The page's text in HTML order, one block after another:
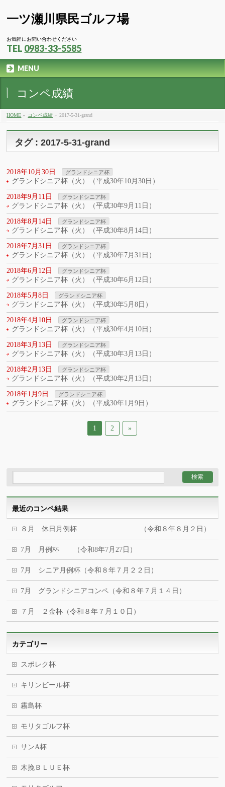
一ツ瀬川県民ゴルフ場
お気軽にお問い合わせください
TEL 0983-33-5585
MENU
コンペ成績
HOME » コンペ成績 » 2017-5-31-grand
タグ : 2017-5-31-grand
2018年10月30日 グランドシニア杯
グランドシニア杯（火）（平成30年10月30日）
2018年9月11日 グランドシニア杯
グランドシニア杯（火）（平成30年9月11日）
2018年8月14日 グランドシニア杯
グランドシニア杯（火）（平成30年8月14日）
2018年7月31日 グランドシニア杯
グランドシニア杯（火）（平成30年7月31日）
2018年6月12日 グランドシニア杯
グランドシニア杯（火）（平成30年6月12日）
2018年5月8日 グランドシニア杯
グランドシニア杯（火）（平成30年5月8日）
2018年4月10日 グランドシニア杯
グランドシニア杯（火）（平成30年4月10日）
2018年3月13日 グランドシニア杯
グランドシニア杯（火）（平成30年3月13日）
2018年2月13日 グランドシニア杯
グランドシニア杯（火）（平成30年2月13日）
2018年1月9日 グランドシニア杯
グランドシニア杯（火）（平成30年1月9日）
1 2 »
最近のコンペ結果
８月 休日月例杯 （令和８年８月２日）
7月 月例杯 （令和8年7月27日）
7月 シニア月例杯（令和８年７月２２日）
7月 グランドシニアコンペ（令和８年７月１４日）
７月 ２金杯（令和８年７月１０日）
カテゴリー
スポレク杯
キリンビール杯
霧島杯
モリタゴルフ杯
サンA杯
木挽ＢＬＵＥ杯